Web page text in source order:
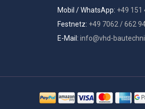
Mobil / WhatsApp: +49 151
Festnetz: +49 7062 / 662
E-Mail: info@vhd-